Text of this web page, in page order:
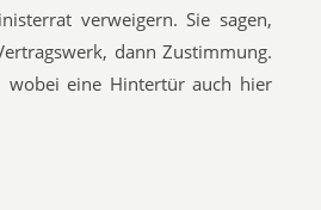
verweigern. Sie sagen,
dann Zustimmung.
wobei eine Hintertür auch hier